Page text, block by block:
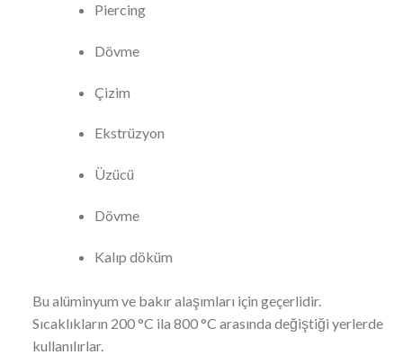
Piercing
Dövme
Çizim
Ekstrüzyon
Üzücü
Dövme
Kalıp döküm
Bu alüminyum ve bakır alaşımları için geçerlidir.
Sıcaklıkların 200 °C ila 800 °C arasında değiştiği yerlerde
kullanılırlar.